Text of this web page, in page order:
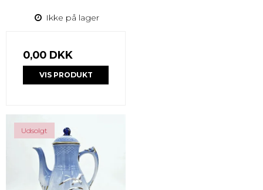
Ikke på lager
0,00 DKK
VIS PRODUKT
Udsolgt